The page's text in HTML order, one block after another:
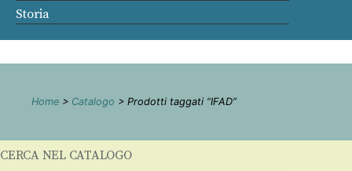
Storia
Home > Catalogo > Prodotti taggati “IFAD”
CERCA NEL CATALOGO